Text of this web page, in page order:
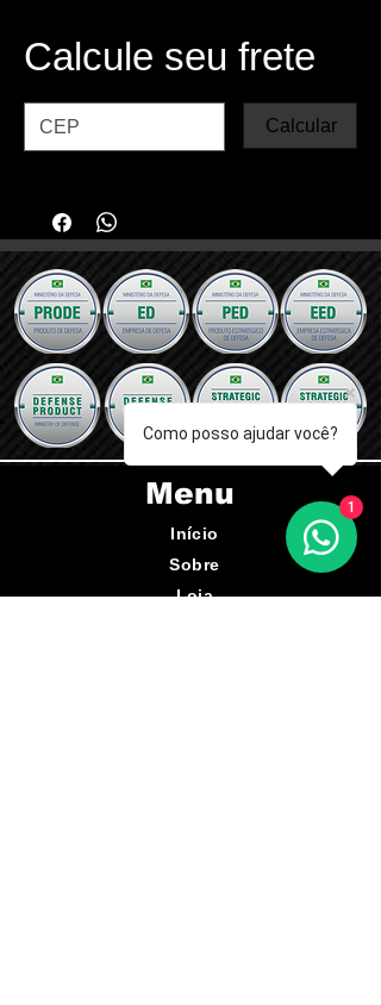
Calcule seu frete
Calcular
Menu
Início
Sobre
Loja
Como posso ajudar você?
1